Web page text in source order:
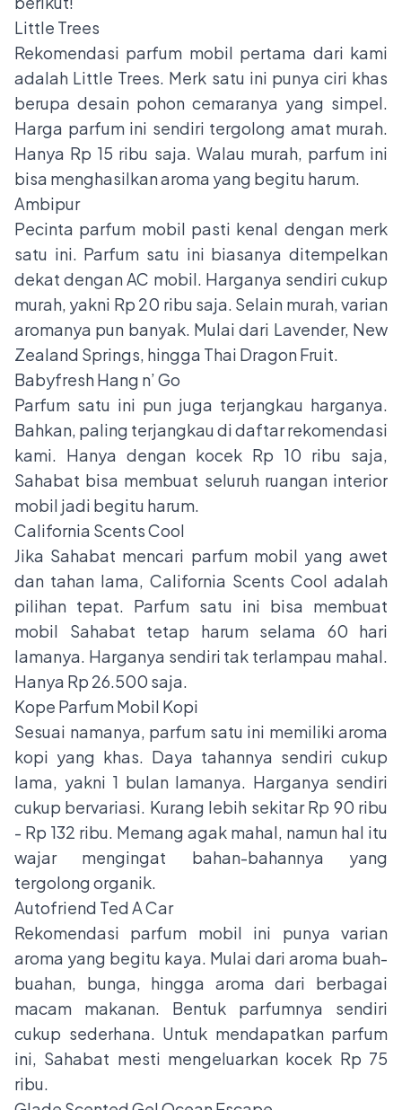
Little Trees
Rekomendasi parfum mobil pertama dari kami
adalah Little Trees. Merk satu ini punya ciri khas
berupa desain pohon cemaranya yang simpel.
Harga parfum ini sendiri tergolong amat murah.
Hanya Rp 15 ribu saja. Walau murah, parfum ini
bisa menghasilkan aroma yang begitu harum.
Ambipur
Pecinta parfum mobil pasti kenal dengan merk
satu ini. Parfum satu ini biasanya ditempelkan
dekat dengan AC mobil. Harganya sendiri cukup
murah, yakni Rp 20 ribu saja. Selain murah, varian
aromanya pun banyak. Mulai dari Lavender, New
Zealand Springs, hingga Thai Dragon Fruit.
Babyfresh Hang n’ Go
Parfum satu ini pun juga terjangkau harganya.
Bahkan, paling terjangkau di daftar rekomendasi
kami. Hanya dengan kocek Rp 10 ribu saja,
Sahabat bisa membuat seluruh ruangan interior
mobil jadi begitu harum.
California Scents Cool
Jika Sahabat mencari parfum mobil yang awet
dan tahan lama, California Scents Cool adalah
pilihan tepat. Parfum satu ini bisa membuat
mobil Sahabat tetap harum selama 60 hari
lamanya. Harganya sendiri tak terlampau mahal.
Hanya Rp 26.500 saja.
Kope Parfum Mobil Kopi
Sesuai namanya, parfum satu ini memiliki aroma
kopi yang khas. Daya tahannya sendiri cukup
lama, yakni 1 bulan lamanya. Harganya sendiri
cukup bervariasi. Kurang lebih sekitar Rp 90 ribu
- Rp 132 ribu. Memang agak mahal, namun hal itu
wajar mengingat bahan-bahannya yang
tergolong organik.
Autofriend Ted A Car
Rekomendasi parfum mobil ini punya varian
aroma yang begitu kaya. Mulai dari aroma buah-
buahan, bunga, hingga aroma dari berbagai
macam makanan. Bentuk parfumnya sendiri
cukup sederhana. Untuk mendapatkan parfum
ini, Sahabat mesti mengeluarkan kocek Rp 75
ribu.